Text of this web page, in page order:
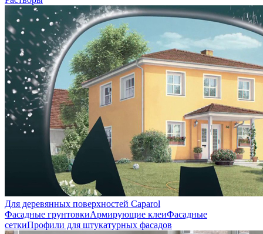
Для деревянных поверхностей Caparol
Фасадные грунтовкиАрмирующие клеиФасадные
сеткиПрофили для штукатурных фасадов